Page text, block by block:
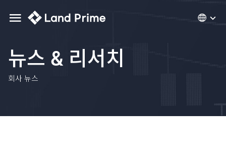
뉴스 & 리서치
회사 뉴스